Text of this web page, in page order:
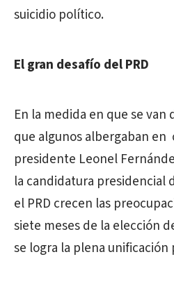
suicidio político.
El gran desafío del PRD
En la medida en que se van
que algunos albergaban en
presidente Leonel
la candidatura presidencial
el PRD crecen las
siete meses de la elección
se logra la plena unificación